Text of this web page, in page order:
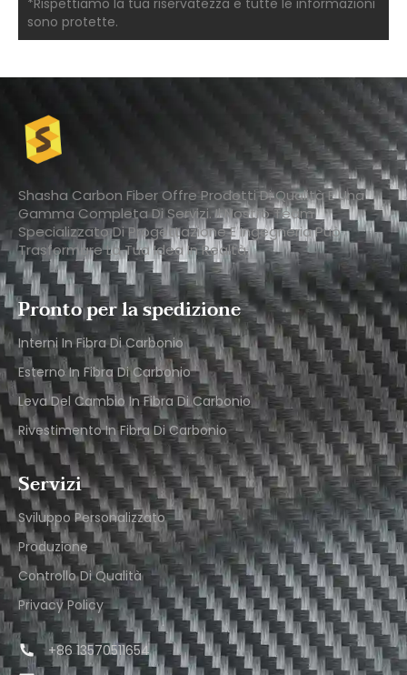
sono protette.
Shasha Carbon Fiber Offre Prodotti Di Qualità E Una
Gamma Completa Di Servizi. Il Nostro Team
Specializzato Di Progettazione E Ingegneria Può
Trasformare La Tua Idea In Realtà.
Pronto per la spedizione
Interni In Fibra Di Carbonio
Esterno In Fibra Di Carbonio
Leva Del Cambio In Fibra Di Carbonio
Rivestimento In Fibra Di Carbonio
Servizi
Sviluppo Personalizzato
Produzione
Controllo Di Qualità
Privacy Policy
+86 13570511654